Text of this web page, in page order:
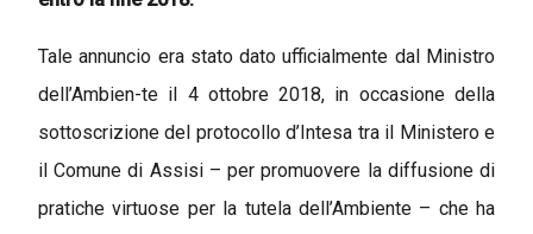
Tale annuncio era stato dato ufficialmente dal Ministro
dell’Ambien-te il 4 ottobre 2018, in occasione della
sottoscrizione del protocollo d’Intesa tra il Ministero e
il Comune di Assisi – per promuovere la diffusione di
pratiche virtuose per la tutela dell’Ambiente – che ha